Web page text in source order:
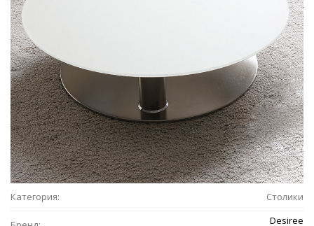
Категория: Столики
Desiree